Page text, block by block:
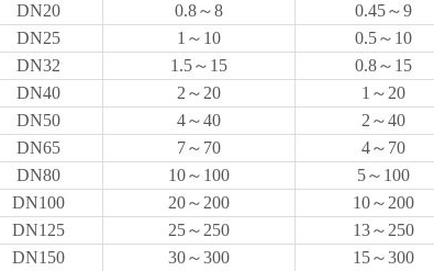
DN20
0.8～8 0.45～9
DN25
1～10 0.5～10
DN32
1.5～15 0.8～15
DN40
2～20 1～20
DN50
4～40 2～40
DN65
7～70 4～70
DN80
10～100 5～100
DN100
20～200 10～200
DN125
25～250 13～250
DN150
30～300 15～300